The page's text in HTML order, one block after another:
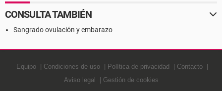
CONSULTA TAMBIÉN
Sangrado ovulación y embarazo
Equipo Condiciones de uso Política de privacidad
Contacto
Aviso legal
Gestión de cookies